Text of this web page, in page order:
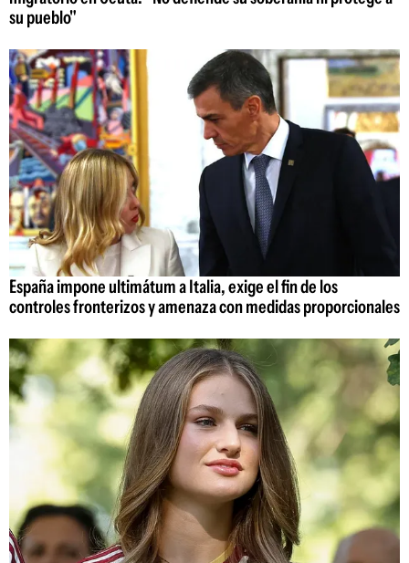
su pueblo"
España impone ultimátum a Italia, exige el fin de los
controles fronterizos y amenaza con medidas proporcionales